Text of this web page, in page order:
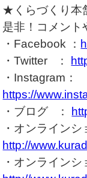
★くらづくり本
是非！コメント
・Facebook ：
・Twitter ：
・Instagram：
https://
・ブログ ：
・オンライン
http://
・オンライン